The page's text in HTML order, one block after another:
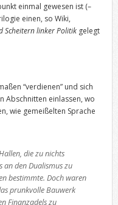
einmal gewesen ist (–
einen, so Wiki,
Scheitern linker Politikgelegt
“verdienen” und sich
Abschnitten einlassen, wo
wie gemeißelten Sprache
die zu nichts
an den Dualismus zu
bestimmte. Doch waren
prunkvolle Bauwerk
Finanzadels zu